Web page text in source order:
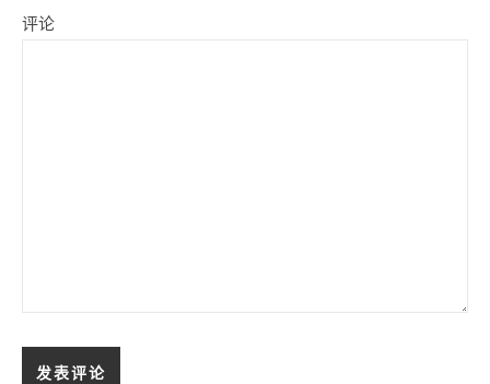
评论